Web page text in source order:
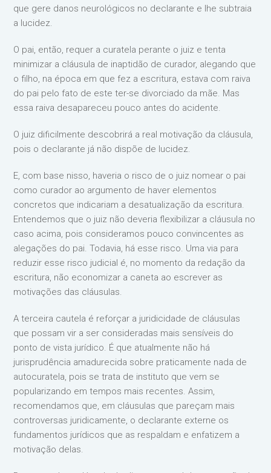
que gere danos neurológicos no declarante e lhe subtraia
a lucidez.
O pai, então, requer a curatela perante o juiz e tenta
minimizar a cláusula de inaptidão de curador, alegando que
o filho, na época em que fez a escritura, estava com raiva
do pai pelo fato de este ter-se divorciado da mãe. Mas
essa raiva desapareceu pouco antes do acidente.
O juiz dificilmente descobrirá a real motivação da cláusula,
pois o declarante já não dispõe de lucidez.
E, com base nisso, haveria o risco de o juiz nomear o pai
como curador ao argumento de haver elementos
concretos que indicariam a desatualização da escritura.
Entendemos que o juiz não deveria flexibilizar a cláusula no
caso acima, pois consideramos pouco convincentes as
alegações do pai. Todavia, há esse risco. Uma via para
reduzir esse risco judicial é, no momento da redação da
escritura, não economizar a caneta ao escrever as
motivações das cláusulas.
A terceira cautela é reforçar a juridicidade de cláusulas
que possam vir a ser consideradas mais sensíveis do
ponto de vista jurídico. É que atualmente não há
jurisprudência amadurecida sobre praticamente nada de
autocuratela, pois se trata de instituto que vem se
popularizando em tempos mais recentes. Assim,
recomendamos que, em cláusulas que pareçam mais
controversas juridicamente, o declarante externe os
fundamentos jurídicos que as respaldam e enfatizem a
motivação delas.